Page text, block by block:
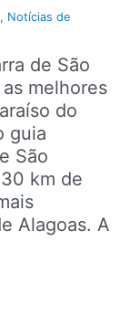
, Notícias de
de São
melhores
do
guia
São
km de
Alagoas. A